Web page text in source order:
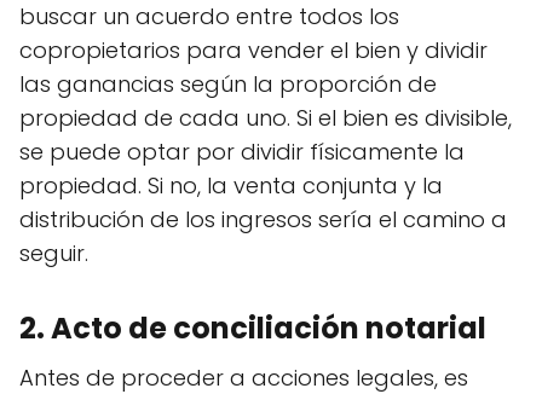
buscar un acuerdo entre todos los
copropietarios para vender el bien y dividir
las ganancias según la proporción de
propiedad de cada uno. Si el bien es divisible,
se puede optar por dividir físicamente la
propiedad. Si no, la venta conjunta y la
distribución de los ingresos sería el camino a
seguir.
2. Acto de conciliación notarial
Antes de proceder a acciones legales, es